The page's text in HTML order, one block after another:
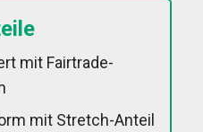
mit Fairtrade-
mit Stretch-Anteil